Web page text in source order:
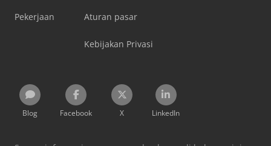
Pekerjaan Aturan pasar
Kebijakan Privasi
Blog Facebook X LinkedIn